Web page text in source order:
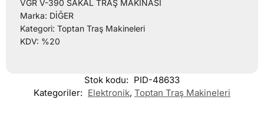
VGR V-390 SAKAL TRAŞ MAKİNASI
Marka: DİĞER
Kategori: Toptan Traş Makineleri
KDV: %20
Stok kodu: PID-48633
Kategoriler: Elektronik, Toptan Traş Makineleri